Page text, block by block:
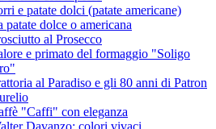
e patate dolci (patate americane)
patate dolce o americana
al Prosecco
e primato del formaggio "Soligo
al Paradiso e gli 80 anni di Patron
"Caffi" con eleganza
Davanzo: colori vivaci